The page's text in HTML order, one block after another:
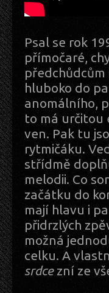
Psal se rok
přímočaré,
předchůdcům
hluboko do
anomálního,
to má určitou
ven. Pak tu
rytmičáku.
střídmě
melodii. Co
začátku do
mají hlavu i
přidrzlých
možná
celku. A
srdcezní ze